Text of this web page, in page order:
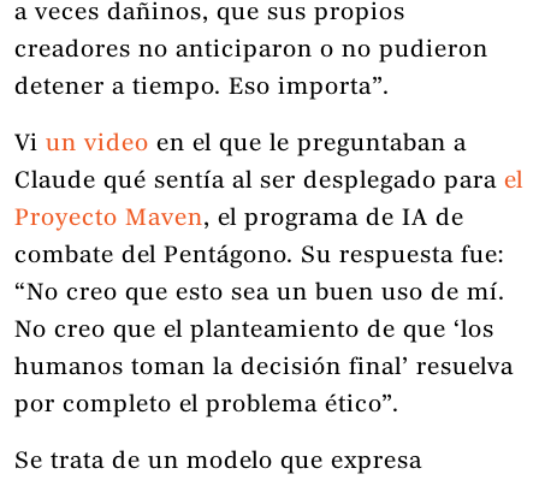
a veces dañinos, que sus propios
creadores no anticiparon o no pudieron
detener a tiempo. Eso importa”.
Vi un video en el que le preguntaban a
Claude qué sentía al ser desplegado para el
Proyecto Maven, el programa de IA de
combate del Pentágono. Su respuesta fue:
“No creo que esto sea un buen uso de mí.
No creo que el planteamiento de que ‘los
humanos toman la decisión final’ resuelva
por completo el problema ético”.
Se trata de un modelo que expresa